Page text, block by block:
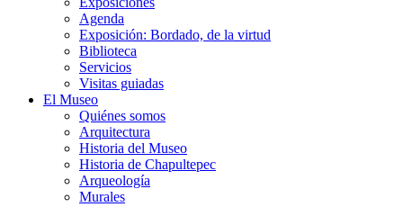
Agenda
Exposición: Bordado, de la virtud
Biblioteca
Servicios
Visitas guiadas
El Museo
Quiénes somos
Arquitectura
Historia del Museo
Historia de Chapultepec
Arqueología
Murales